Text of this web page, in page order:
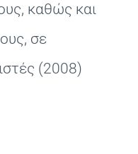
καθώς και
σε
(2008)